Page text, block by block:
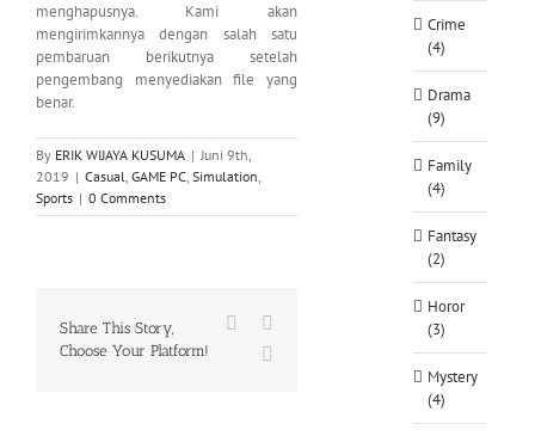
menghapusnya. Kami akan
mengirimkannya dengan salah satu
pembaruan berikutnya setelah
pengembang menyediakan file yang
benar.
By ERIK WIJAYA KUSUMA | Juni 9th,
2019 | Casual, GAME PC, Simulation,
Sports | 0 Comments
Share This Story,
Choose Your Platform!
Facebook
Crime
(4)
Drama
(9)
Family
(4)
Fantasy
(2)
Horor
(3)
Mystery
(4)